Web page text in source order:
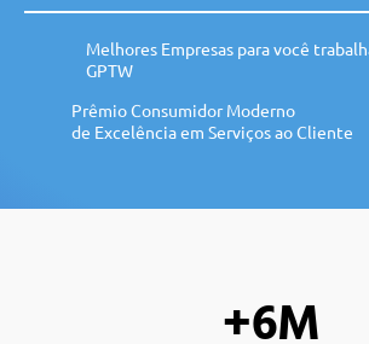
Melhores Empresas para você
GPTW
Prêmio Consumidor Moderno
de Excelência em Serviços ao Cliente
+6M